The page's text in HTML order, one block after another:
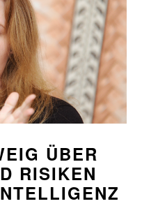
ÜBER
RISIKEN